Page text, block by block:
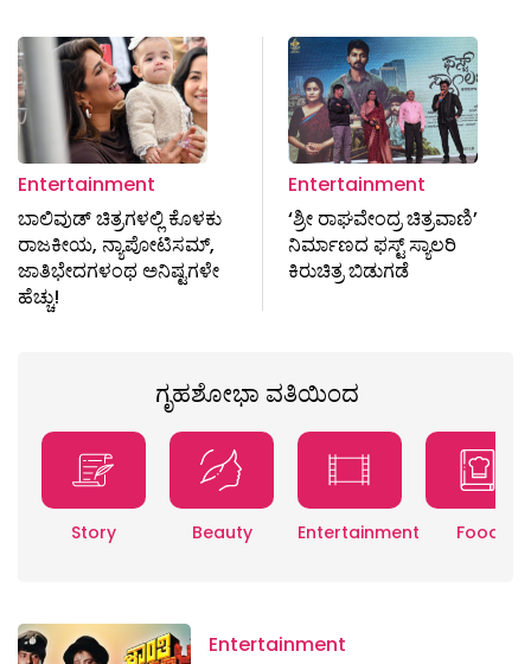
Entertainment
ಬಾಲಿವುಡ್‌ ಚಿತ್ರಗಳಲ್ಲಿ ಕೊಳಕು
ರಾಜಕೀಯ, ನ್ಯಾಪೋಟಿಸಮ್,
ಜಾತಿಭೇದಗಳಂಥ ಅನಿಷ್ಟಗಳೇ
ಹೆಚ್ಚು!
Entertainment
‘ಶ್ರೀ ರಾಘವೇಂದ್ರ ಚಿತ್ರವಾಣಿ’
ನಿರ್ಮಾಣದ ಫಸ್ಟ್ ಸ್ಯಾಲರಿ
ಕಿರುಚಿತ್ರ ಬಿಡುಗಡೆ
ಗೃಹಶೋಭಾ ವತಿಯಿಂದ
Story Beauty Entertainment Food
Entertainment